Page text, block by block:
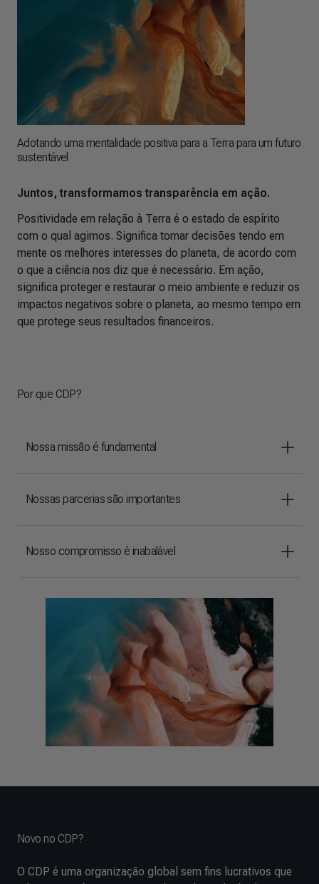
Adotando uma mentalidade positiva para a Terra para um futuro
sustentável
Juntos, transformamos transparência em ação.
Positividade em relação à Terra é o estado de espírito
com o qual agimos. Significa tomar decisões tendo em
mente os melhores interesses do planeta, de acordo com
o que a ciência nos diz que é necessário. Em ação,
significa proteger e restaurar o meio ambiente e reduzir os
impactos negativos sobre o planeta, ao mesmo tempo em
que protege seus resultados financeiros.
Por que CDP?
Nossa missão é fundamental
Nossas parcerias são importantes
Nosso compromisso é inabalável
Novo no CDP?
O CDP é uma organização global sem fins lucrativos que